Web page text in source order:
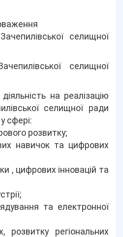
селищної
селищної
на реалізацію
селищної ради
сфері:
розвитку;
навичок та цифрових
, цифрових інновацій та
та електронної
розвитку регіональних